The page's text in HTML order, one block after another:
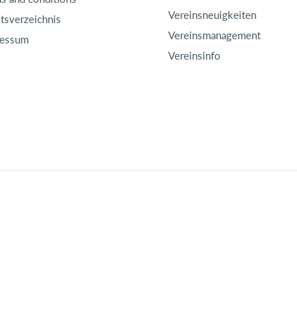
Vereinsneuigkeiten
Vereinsmanagement
Vereinsinfo